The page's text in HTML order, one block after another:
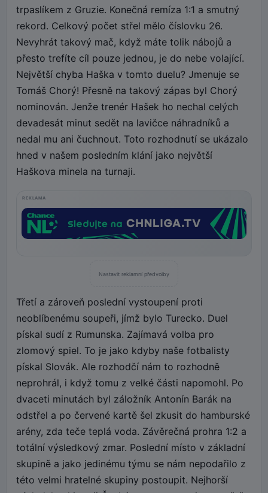
trpaslíkem z Gruzie. Konečná remíza 1:1 a smutný
rekord. Celkový počet střel mělo číslovku 26.
Nevyhrát takový mač, když máte tolik nábojů a
přesto trefíte cíl pouze jednou, je do nebe volající.
Největší chyba Haška v tomto duelu? Jmenuje se
Tomáš Chorý! Přesně na takový zápas byl Chorý
nominován. Jenže trenér Hašek ho nechal celých
devadesát minut sedět na lavičce náhradníků a
nedal mu ani čuchnout. Toto rozhodnutí se ukázalo
hned v našem posledním klání jako největší
Haškova minela na turnaji.
REKLAMA
Nastavit reklamní předvolby
Třetí a zároveň poslední vystoupení proti
neoblíbenému soupeři, jímž bylo Turecko. Duel
pískal sudí z Rumunska. Zajímavá volba pro
zlomový spiel. To je jako kdyby naše fotbalisty
pískal Slovák. Ale rozhodčí nám to rozhodně
neprohrál, i když tomu z velké části napomohl. Po
dvaceti minutách byl záložník Antonín Barák na
odstřel a po červené kartě šel zkusit do hamburské
arény, zda teče teplá voda. Závěrečná prohra 1:2 a
totální výsledkový zmar. Poslední místo v základní
skupině a jako jedinému týmu se nám nepodařilo z
této velmi hratelné skupiny postoupit. Nejhorší